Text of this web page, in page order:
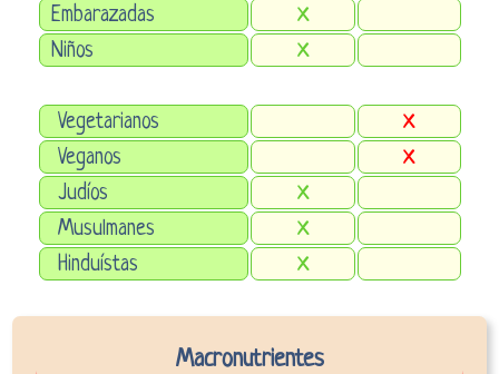
Embarazadas X
Niños X
Vegetarianos X
Veganos X
Judíos X
Musulmanes X
Hinduístas X
Macronutrientes